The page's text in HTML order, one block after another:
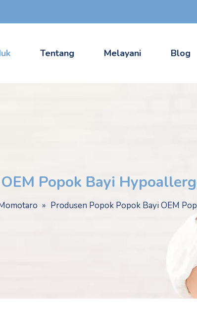
Tentang Melayani Blog
Popok Bayi
» Produsen Popok Popok Bayi OEM